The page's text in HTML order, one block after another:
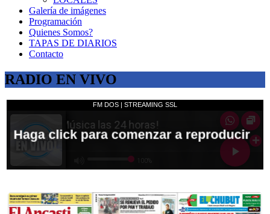
Galería de imágenes
Programación
Quienes Somos?
TAPAS DE DIARIOS
Contacto
RADIO EN VIVO